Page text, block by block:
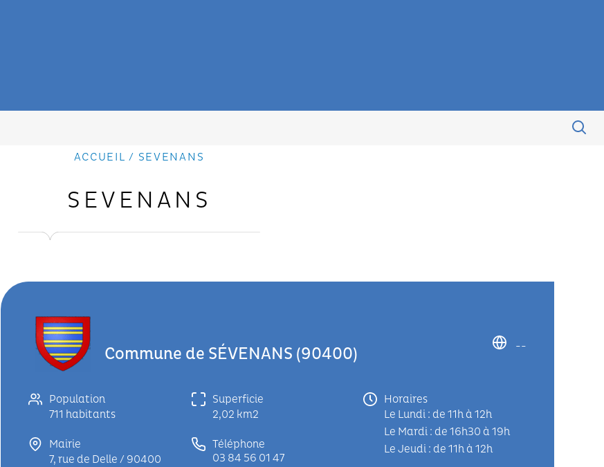
ACCUEIL / SEVENANS
SEVENANS
Commune de SÉVENANS (90400) --
Population
711 habitants
Mairie
7, rue de Delle / 90400
Superficie
2,02 km2
Téléphone
03 84 56 01 47
Horaires
Le Lundi : de 11h à 12h
Le Mardi : de 16h30 à 19h
Le Jeudi : de 11h à 12h